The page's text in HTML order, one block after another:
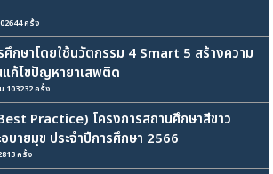
ครั้ง
ศึกษาโดยใช้นวัตกรรม 4 Smart 5 สร้างความ
ก้ไขปัญหายาเสพติด
103232 ครั้ง
Practice) โครงการสถานศึกษาสีขาว
บายมุข ประจำปีการศึกษา 2566
ครั้ง